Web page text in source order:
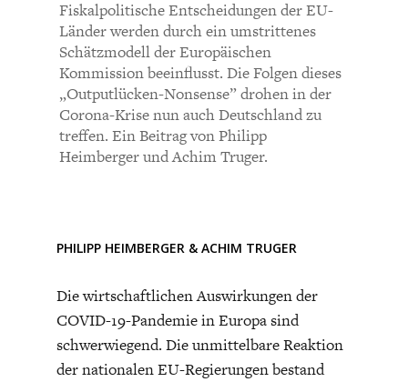
SUCHE
ABO/LOGIN
Fiskalpolitische Entscheidungen der EU-
Länder werden durch ein umstrittenes
Schätzmodell der Europäischen
Kommission beeinflusst. Die Folgen dieses
„Outputlücken-Nonsense” drohen in der
Corona-Krise nun auch Deutschland zu
treffen. Ein Beitrag von Philipp
Heimberger und Achim Truger.
PHILIPP HEIMBERGER& ACHIM TRUGER
Die wirtschaftlichen Auswirkungen der
COVID-19-Pandemie in Europa sind
schwerwiegend. Die unmittelbare Reaktion
der nationalen EU-Regierungen bestand
Bisher noch kein Kommentar.